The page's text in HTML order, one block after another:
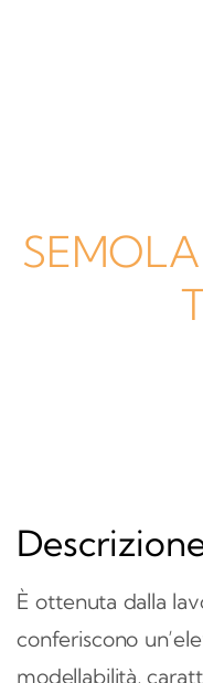
È ottenuta dalla
conferiscono
modellabilità,